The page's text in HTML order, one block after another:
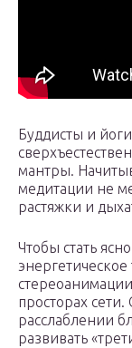
Буддисты и
мантры.
медитации не
растяжки и
Чтобы стать
энергетическое
просторах
расслаблении
развивать